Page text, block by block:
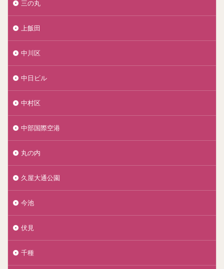
三の丸
上飯田
中川区
中日ビル
中村区
中部国際空港
丸の内
久屋大通公園
今池
伏見
千種